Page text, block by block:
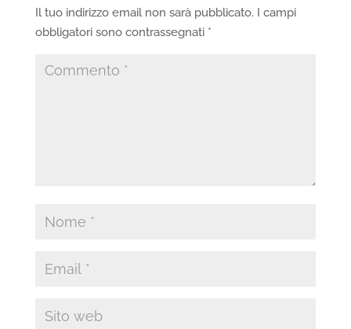
Il tuo indirizzo email non sarà pubblicato. I campi
obbligatori sono contrassegnati *